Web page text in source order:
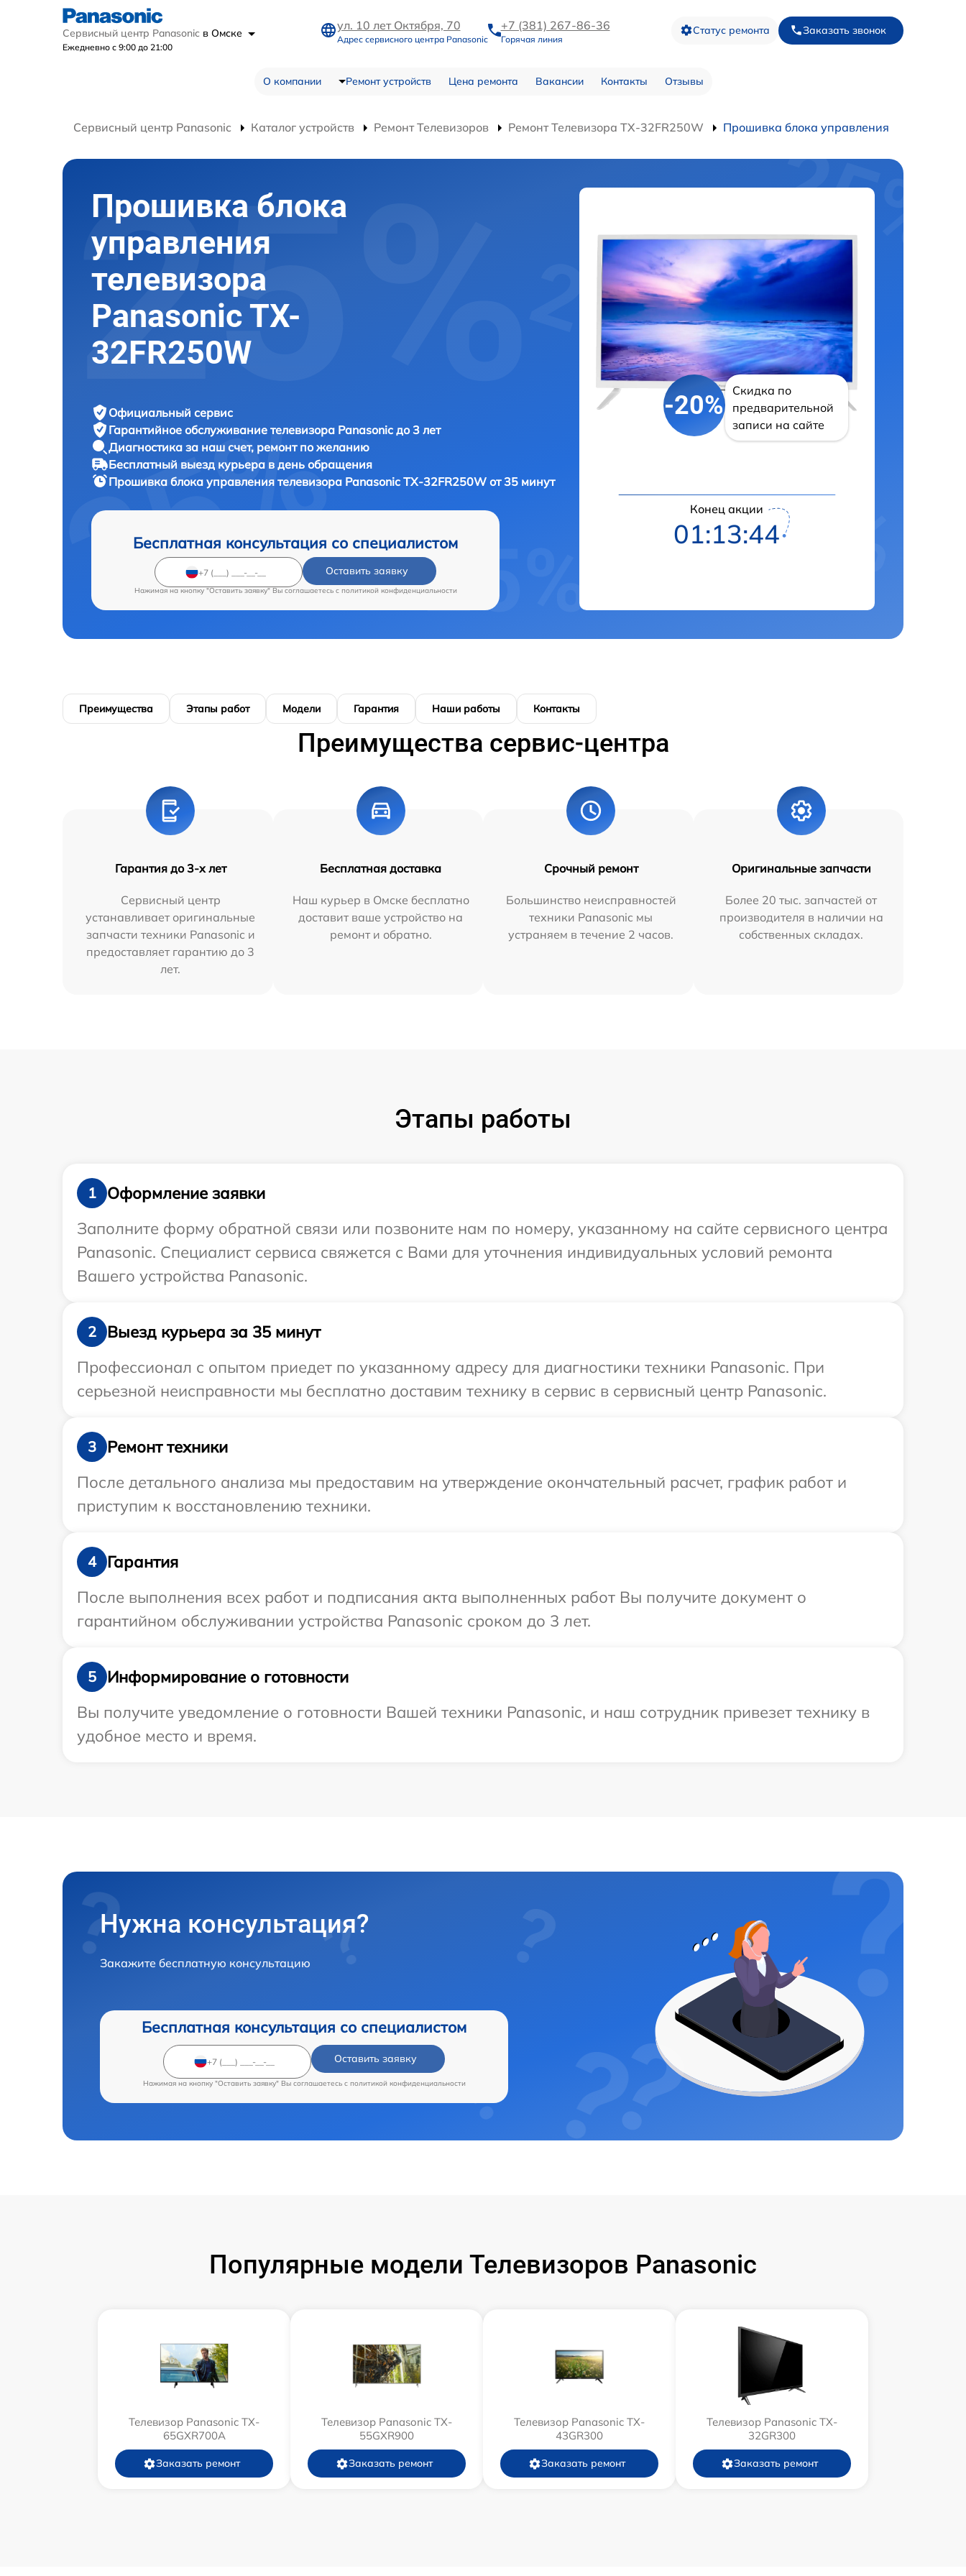
Сервисный центр Panasonic в Омске
Ежедневно с 9:00 до 21:00
ул. 10 лет Октября, 70
Адрес сервисного центра Panasonic
+7 (381) 267-86-36
Горячая линия
Статус ремонта Заказать звонок
О компании Ремонт устройств Цена ремонта Вакансии Контакты Отзывы
Сервисный центр Panasonic Каталог устройств Ремонт Телевизоров Ремонт Телевизора TX-32FR250W Прошивка блока управления
Прошивка блока
управления
телевизора
Panasonic TX-
32FR250W
Официальный сервис
Гарантийное обслуживание телевизора Panasonic до 3 лет
Диагностика за наш счет, ремонт по желанию
Бесплатный выезд курьера в день обращения
Прошивка блока управления телевизора Panasonic TX-32FR250W от 35 минут
Бесплатная консультация со специалистом
Оставить заявку
Нажимая на кнопку "Оставить заявку" Вы соглашаетесь c политикой конфиденциальности
-20%
Скидка по
предварительной
записи на сайте
Конец акции
01:13:41
Преимущества Этапы работ Модели Гарантия Наши работы Контакты
Преимущества сервис-центра
Гарантия до 3-х лет
Сервисный центр
устанавливает оригинальные
запчасти техники Panasonic и
предоставляет гарантию до 3
лет.
Бесплатная доставка
Наш курьер в Омске бесплатно
доставит ваше устройство на
ремонт и обратно.
Срочный ремонт
Большинство неисправностей
техники Panasonic мы
устраняем в течение 2 часов.
Оригинальные запчасти
Более 20 тыс. запчастей от
производителя в наличии на
собственных складах.
Этапы работы
1
Оформление заявки
Заполните форму обратной связи или позвоните нам по номеру, указанному на сайте сервисного центра
Panasonic. Специалист сервиса свяжется с Вами для уточнения индивидуальных условий ремонта
Вашего устройства Panasonic.
2
Выезд курьера за 35 минут
Профессионал с опытом приедет по указанному адресу для диагностики техники Panasonic. При
серьезной неисправности мы бесплатно доставим технику в сервис в сервисный центр Panasonic.
3
Ремонт техники
После детального анализа мы предоставим на утверждение окончательный расчет, график работ и
приступим к восстановлению техники.
4
Гарантия
После выполнения всех работ и подписания акта выполненных работ Вы получите документ о
гарантийном обслуживании устройства Panasonic сроком до 3 лет.
5
Информирование о готовности
Вы получите уведомление о готовности Вашей техники Panasonic, и наш сотрудник привезет технику в
удобное место и время.
Нужна консультация?
Закажите бесплатную консультацию
Бесплатная консультация со специалистом
Оставить заявку
Нажимая на кнопку "Оставить заявку" Вы соглашаетесь c политикой конфиденциальности
Популярные модели Телевизоров Panasonic
Телевизор Panasonic TX-
65GXR700A
Заказать ремонт
Телевизор Panasonic TX-
55GXR900
Заказать ремонт
Телевизор Panasonic TX-
43GR300
Заказать ремонт
Телевизор Panasonic TX-
32GR300
Заказать ремонт